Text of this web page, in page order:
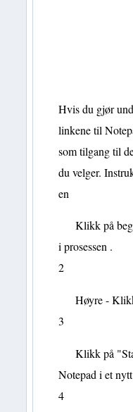
Hvis du gjør
linkene til
som tilgang til
du velger.
en
Klikk på
i prosessen .
2
Høyre -
3
Klikk på
Notepad i et
4